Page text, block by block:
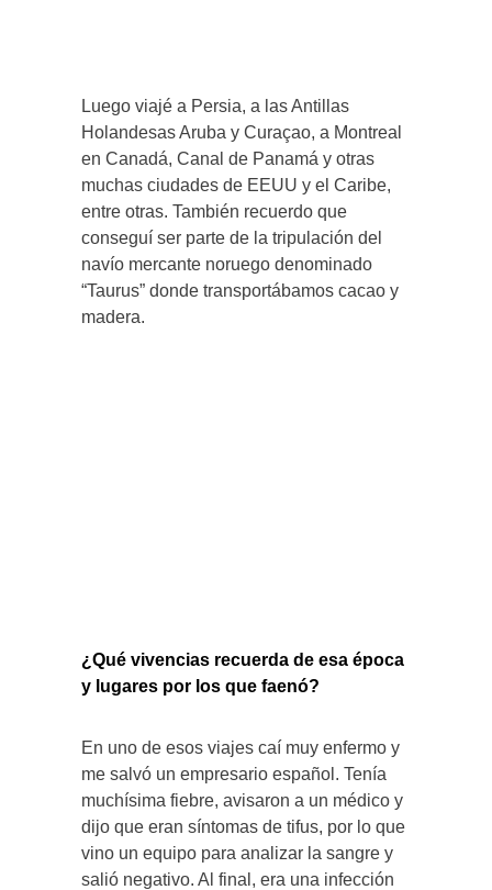
Luego viajé a Persia, a las Antillas
Holandesas Aruba y Curaçao, a Montreal
en Canadá, Canal de Panamá y otras
muchas ciudades de EEUU y el Caribe,
entre otras. También recuerdo que
conseguí ser parte de la tripulación del
navío mercante noruego denominado
“Taurus” donde transportábamos cacao y
madera.
¿Qué vivencias recuerda de esa época
y lugares por los que faenó?
En uno de esos viajes caí muy enfermo y
me salvó un empresario español. Tenía
muchísima fiebre, avisaron a un médico y
dijo que eran síntomas de tifus, por lo que
vino un equipo para analizar la sangre y
salió negativo. Al final, era una infección